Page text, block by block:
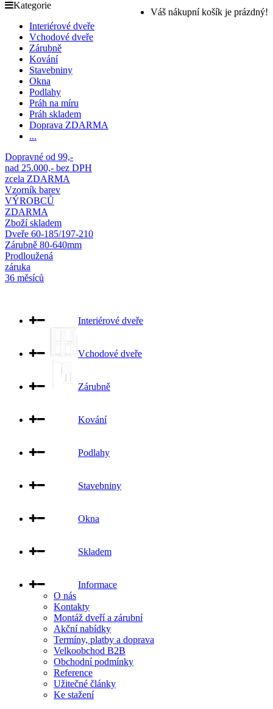
Váš nákupní košík je prázdný!
Kategorie
Interiérové dveře
Vchodové dveře
Zárubně
Kování
Stavebniny
Okna
Podlahy
Práh na míru
Práh skladem
Doprava ZDARMA
...
Dopravné od 99,-
nad 25.000,- bez DPH
zcela ZDARMA
Vzorník barev
VÝROBCŮ
ZDARMA
Zboží skladem
Dveře 60-185/197-210
Zárubně 80-640mm
Prodloužená
záruka
36 měsíců
Interiérové dveře
Vchodové dveře
Zárubně
Kování
Podlahy
Stavebniny
Okna
Skladem
Informace
O nás
Kontakty
Montáž dveří a zárubní
Akční nabídky
Termíny, platby a doprava
Velkoobchod B2B
Obchodní podmínky
Reference
Užitečné články
Ke stažení